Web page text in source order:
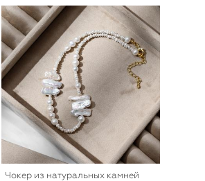
Чокер из натуральных камней